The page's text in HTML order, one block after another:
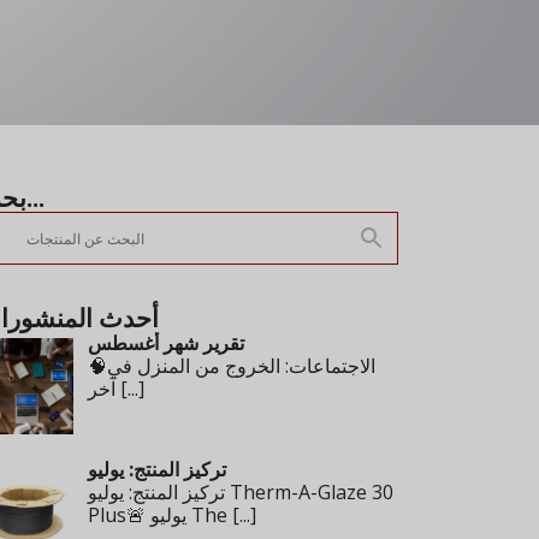
بحث...
أحدث
تقرير شهر أغسطس
🧠الاجتماعات: الخروج من المنزل في
[...]
تركيز المنتج: يوليو
تركيز المنتج: يوليو Therm-A-Glaze 30
Plus🚨 يوليو The [...]